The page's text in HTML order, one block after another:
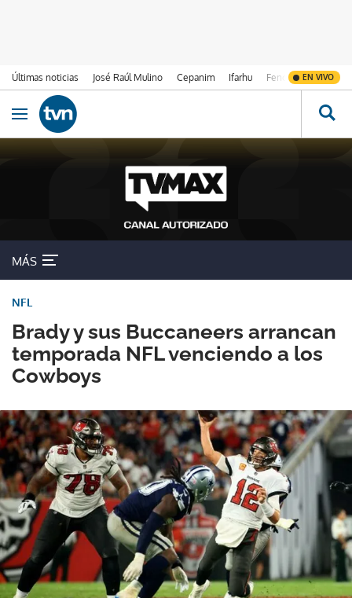
Últimas noticias José Raúl Mulino Cepanim Ifarhu Fenómeno de El
EN VIVO
Ir al contenido
Obrir navegació
MÁS
Brady y sus Buccaneers arrancan
temporada NFL venciendo a los
Cowboys
NFL